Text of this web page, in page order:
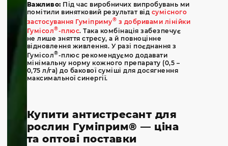
Важливо: Під час виробничих випробувань ми
помітили винятковий результат від сумісного
застосування Гуміприму® з добривами лінійки
Гумісол®-плюс. Така комбінація забезпечує
не лише зняття стресу, а й повноцінне
відновлення живлення. У разі поєднання з
Гумісол®-плюс рекомендуємо додавати
мінімальну норму кожного препарату (0,5 –
0,75 л/га) до бакової суміші для досягнення
максимальної синергії.
Купити антистресант для
рослин Гуміприм® — ціна
та оптові поставки